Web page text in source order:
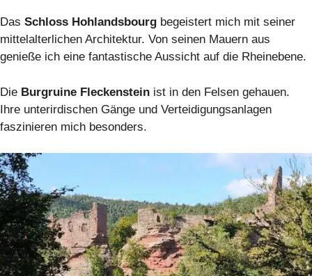
Das Schloss Hohlandsbourg begeistert mich mit seiner
mittelalterlichen Architektur. Von seinen Mauern aus
genieße ich eine fantastische Aussicht auf die Rheinebene.
Die Burgruine Fleckenstein ist in den Felsen gehauen.
Ihre unterirdischen Gänge und Verteidigungsanlagen
faszinieren mich besonders.